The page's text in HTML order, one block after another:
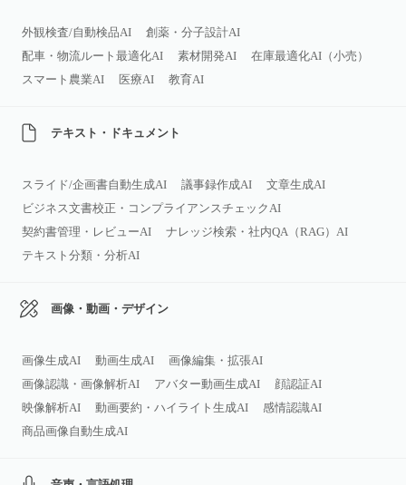
外観検査/自動検品AI
創薬・分子設計AI
配車・物流ルート最適化AI
素材開発AI
在庫最適化AI（小売）
スマート農業AI
医療AI 教育AI
テキスト・ドキュメント
スライド/企画書自動生成AI 議事録作成AI
文章生成AI
ビジネス文書校正・コンプライアンスチェックAI
契約書管理・レビューAI
ナレッジ検索・社内QA（RAG）AI
テキスト分類・分析AI
画像・動画・デザイン
画像生成AI 動画生成AI
画像編集・拡張AI
画像認識・画像解析AI
アバター動画生成AI
顔認証AI
映像解析AI
動画要約・ハイライト生成AI
感情認識AI
商品画像自動生成AI